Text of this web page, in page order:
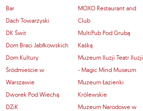
Bar
Dach Towarzyski
DK Świt
Dom Braci Jabłkowskich
Dom Kultury
Śródmieście w
Warszawie
Dworek Pod Wiechą
DZiK
MOXO Restaurant and
Club
MultiPub Pod Grubą
Kaśką
Muzeum Iluzji Teatr Iluzji
- Magic Mind Museum
Muzeum Łazienki
Królewskie
Muzeum Narodowe w